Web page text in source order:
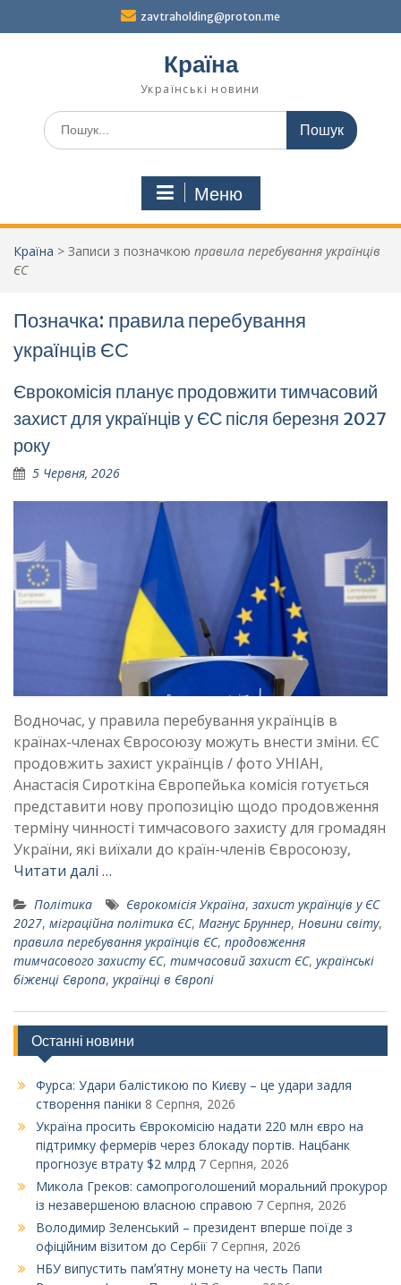
zavtraholding@proton.me
Країна
Українські новини
Шукати:
Меню
Країна > Записи з позначкою правила перебування українців
ЄС
Позначка: правила перебування
українців ЄС
Єврокомісія планує продовжити тимчасовий
захист для українців у ЄС після березня 2027
року
5 Червня, 2026
Водночас, у правила перебування українців в
країнах-членах Євросоюзу можуть внести зміни. ЄС
продовжить захист українців / фото УНІАН,
Анастасія Сироткіна Європейька комісія готується
представити нову пропозицію щодо продовження
терміну чинності тимчасового захисту для громадян
України, які виїхали до країн-членів Євросоюзу,
Читати далі …
Політика Єврокомісія Україна, захист українців у ЄС
2027, міграційна політика ЄС, Магнус Бруннер, Новини світу,
правила перебування українців ЄС, продовження
тимчасового захисту ЄС, тимчасовий захист ЄС, українські
біженці Європа, українці в Європі
Останні новини
Фурса: Удари балістикою по Києву – це удари задля
створення паніки 8 Серпня, 2026
Україна просить Єврокомісію надати 220 млн євро на
підтримку фермерів через блокаду портів. Нацбанк
прогнозує втрату $2 млрд 7 Серпня, 2026
Микола Греков: самопроголошений моральний прокурор
із незавершеною власною справою 7 Серпня, 2026
Володимир Зеленський – президент вперше поїде з
офіційним візитом до Сербії 7 Серпня, 2026
НБУ випустить памʼятну монету на честь Папи